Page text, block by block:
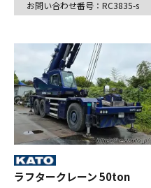
お問い合わせ番号：RC3835-s
ラフタークレーン 50ton